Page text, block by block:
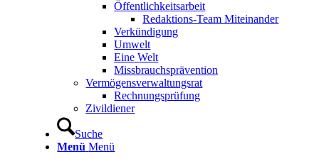
Öffentlichkeitsarbeit
Redaktions-Team Miteinander
Verkündigung
Umwelt
Eine Welt
Missbrauchsprävention
Vermögensverwaltungsrat
Rechnungsprüfung
Zivildiener
Suche
Menü Menü